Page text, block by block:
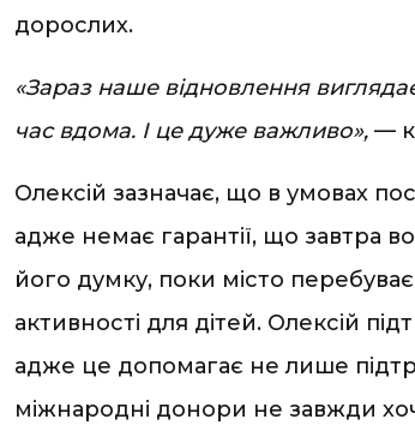
дорослих.
«Зараз наше відновлення
час вдома. І це дуже важливо», —
Олексій зазначає, що в умовах
адже немає гарантії, що завтра
його думку, поки місто
активності для дітей. Олексій
адже це допомагає не лише
міжнародні донори не завжди